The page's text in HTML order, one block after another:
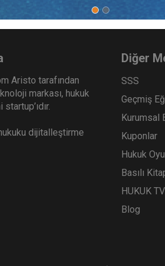
Aristo tarafından
markası, hukuk
dijitalleştirme
Diğer
SSS
Geçmiş
Kurumsal
Kuponlar
Hukuk
Basılı
HUKUK TV
Blog